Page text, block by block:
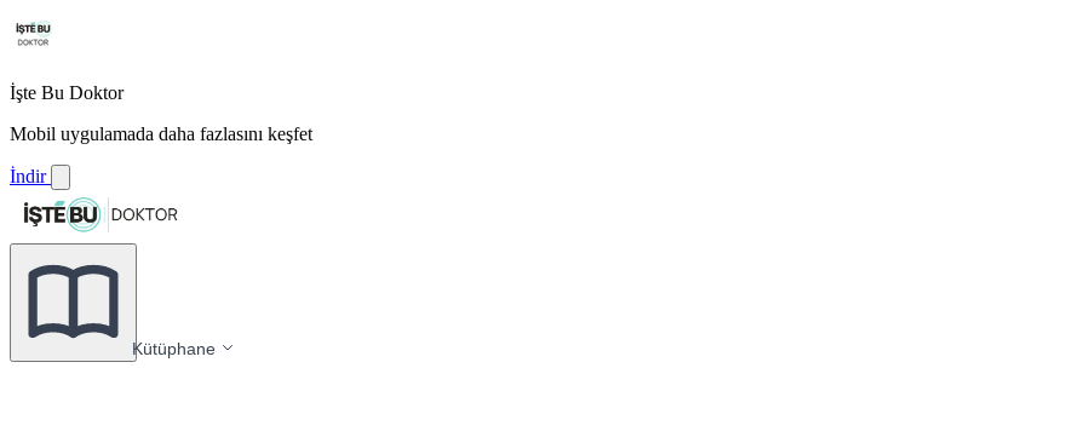
İşte Bu Doktor
Mobil uygulamada daha fazlasını keşfet
İndir
Kütüphane